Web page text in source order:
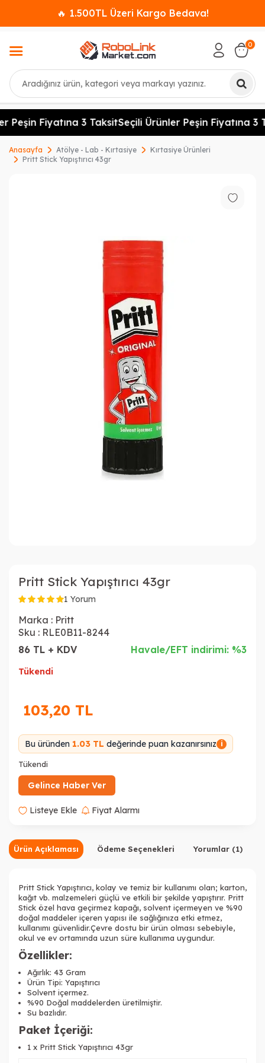
🔥 1.500TL Üzeri Kargo Bedava!
Ara
0
Peşin Fiyatına 3 TaksitSeçili Ürünler Peşin Fiyatına 3
Anasayfa Atölye - Lab - Kırtasiye
Kırtasiye Ürünleri
Pritt Stick Yapıştırıcı 43gr
Pritt Stick Yapıştırıcı 43gr
1 Yorum
Marka : Pritt
Sku : RLE0B11-8244
86 TL + KDV
Havale/EFT indirimi: %3
Tükendi
103,20 TL
Bu üründen 1.03 TL değerinde puan kazanırsınız i
Tükendi
Gelince Haber Ver
Listeye Ekle Fiyat Alarmı
Ürün Açıklaması Ödeme Seçenekleri Yorumlar (1)
Pritt Stick Yapıştırıcı, kolay ve temiz bir kullanımı olan; karton,
kağıt vb. malzemeleri güçlü ve etkili bir şekilde yapıştırır. Pritt
Stick özel hava geçirmez kapağı, solvent içermeyen ve %90
doğal maddeler içeren yapısı ile sağlığınıza etki etmez,
kullanımı güvenlidir.Çevre dostu bir ürün olması sebebiyle,
okul ve ev ortamında uzun süre kullanıma uygundur.
Özellikler:
Ağırlık: 43 Gram
Ürün Tipi: Yapıştırıcı
Solvent içermez.
%90 Doğal maddelerden üretilmiştir.
Su bazlıdır.
Paket İçeriği:
1 x Pritt Stick Yapıştırıcı 43gr